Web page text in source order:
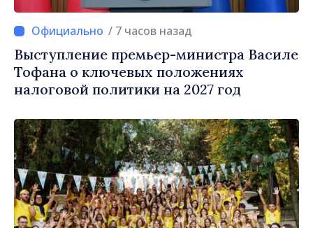
/ 7 часов назад
Выступление премьер-министра Василе
Тофана о ключевых положениях
налоговой политики на 2027 год